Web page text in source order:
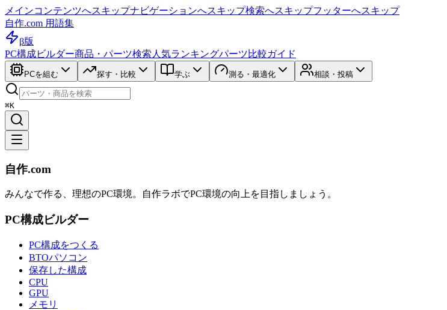
メインコンテンツへスキップナビゲーションへスキップ検索へスキップフッターへスキップ
自作.com 用語集
β版
PC構成ビルダー商品・パーツ検索 人気ランキングパーツ比較ガイド
PCを組む 探す・比較 学ぶ 測る・最適化 相談・投稿
⌘K
自作.com
みんなで作る、理想のPC環境。 自作ラボでPC環境の向上を目指しましょう。
PC構成ビルダー
PC構成をつくる
BTOパソコン
保存した構成
CPU
GPU
メモリ